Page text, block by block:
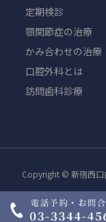
定期検診
顎関節症の治療
かみ合わせの治療
口腔外科とは
訪問歯科診療
Copyright © 新宿西口